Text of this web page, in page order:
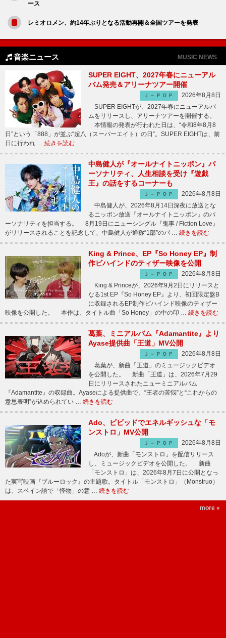
ース
レミオロメン、約14年ぶりとなる活動再開＆全国ツアーを発表
音楽ニュース MUSIC NEWS
SUPER EIGHT、2027年春にニューアル
バム発売＆アリーナツアー開催
Ｊ－ＰＯＰ
2026年8月8日
SUPER EIGHTが、2027年春にニューアルバ
ムをリリースし、アリーナツアーを開催する。
本情報の発表が行われた日は、“令和8年8月8
日”という「888」が並ぶ“超八（スーパーエイト）の日”。SUPER EIGHTは、前
日に行われ … 続きを読む
中島健人が『オールナイトニッポン』パ
ーソナリティ、人生相談を受け『遊戯
王』の話をするコーナーも
Ｊ－ＰＯＰ
2026年8月8日
中島健人が、2026年8月14日深夜に放送とな
るニッポン放送『オールナイトニッポン』のパ
ーソナリティを担当する。 8月19日にニューシングル『鬼事 / Fiction Love』
がリリースされることを記念して、中島健人が通称“1部”のパ … 続きを読む
King & Prince、EP『So Honey EP』制
作ビハインドのティザー映像を公開
Ｊ－ＰＯＰ
2026年8月8日
King & Princeが、2026年9月2日にリリースと
なる1st EP『So Honey EP』より、初回限定盤B
に収録されるEP制作ビハインド映像のティザー
映像を公開した。 本作は、タイトル曲「So Honey」の中の印 … 続きを読む
葛葉、ミニアルバム『Adamantite』より
Ayase提供曲「王道」MV公開
Ｊ－ＰＯＰ
2026年8月8日
葛葉が、新曲「王道」のミュージックビデオ
を公開した。 新曲「王道」は、2026年7月29
日にリリースされたニューミニアルバム
『Adamantite』の収録曲。Ayaseによる提供曲で、“王者の苦悩”と“これからの
意思表明”が込められてい … 続きを読む
Ado、ビビッドでエネルギッシュな「モ
ンストロ」MV公開
Ｊ－ＰＯＰ
2026年8月8日
Adoが、新曲「モンストロ」を配信リリース
し、ミュージックビデオを公開した。 新曲
「モンストロ」は、2026年8月7日に公開となっ
た実写映画『ブルーロック』の主題歌。タイトル「モンストロ」（Monstruo）
は、スペイン語で「怪物」の意 … 続きを読む
more »